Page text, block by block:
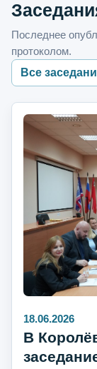
Последнее
протоколом.
Все
18.06.2026
В